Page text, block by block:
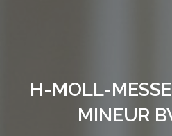
H-MOLL-
MINEUR